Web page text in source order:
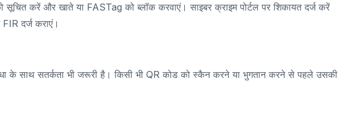
करें और खाते या FASTag को ब्लॉक करवाएं। साइबर क्राइम पोर्टल पर शिकायत दर्ज करें
दर्ज कराएं।
के साथ सतर्कता भी जरूरी है। किसी भी QR कोड को स्कैन करने या भुगतान करने से पहले उसकी